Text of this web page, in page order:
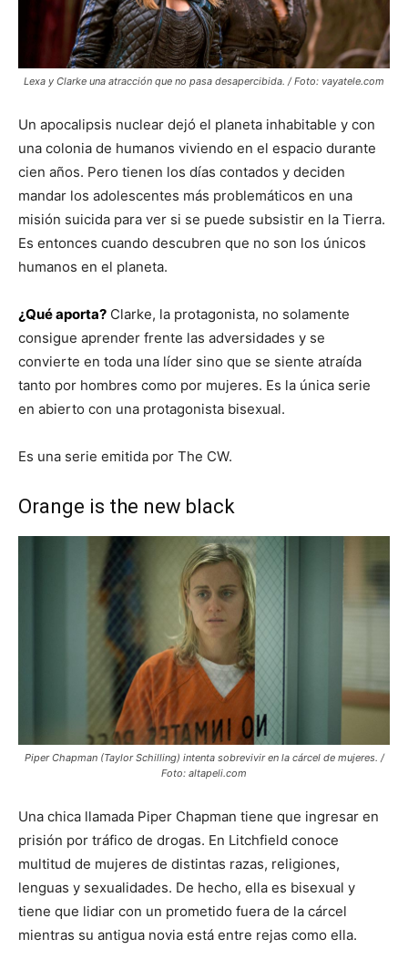
Lexa y Clarke una atracción que no pasa desapercibida. / Foto: vayatele.com
Un apocalipsis nuclear dejó el planeta inhabitable y con
una colonia de humanos viviendo en el espacio durante
cien años. Pero tienen los días contados y deciden
mandar los adolescentes más problemáticos en una
misión suicida para ver si se puede subsistir en la Tierra.
Es entonces cuando descubren que no son los únicos
humanos en el planeta.
¿Qué aporta? Clarke, la protagonista, no solamente
consigue aprender frente las adversidades y se
convierte en toda una líder sino que se siente atraída
tanto por hombres como por mujeres. Es la única serie
en abierto con una protagonista bisexual.
Es una serie emitida por The CW.
Orange is the new black
Piper Chapman (Taylor Schilling) intenta sobrevivir en la cárcel de mujeres. /
Foto: altapeli.com
Una chica llamada Piper Chapman tiene que ingresar en
prisión por tráfico de drogas. En Litchfield conoce
multitud de mujeres de distintas razas, religiones,
lenguas y sexualidades. De hecho, ella es bisexual y
tiene que lidiar con un prometido fuera de la cárcel
mientras su antigua novia está entre rejas como ella.